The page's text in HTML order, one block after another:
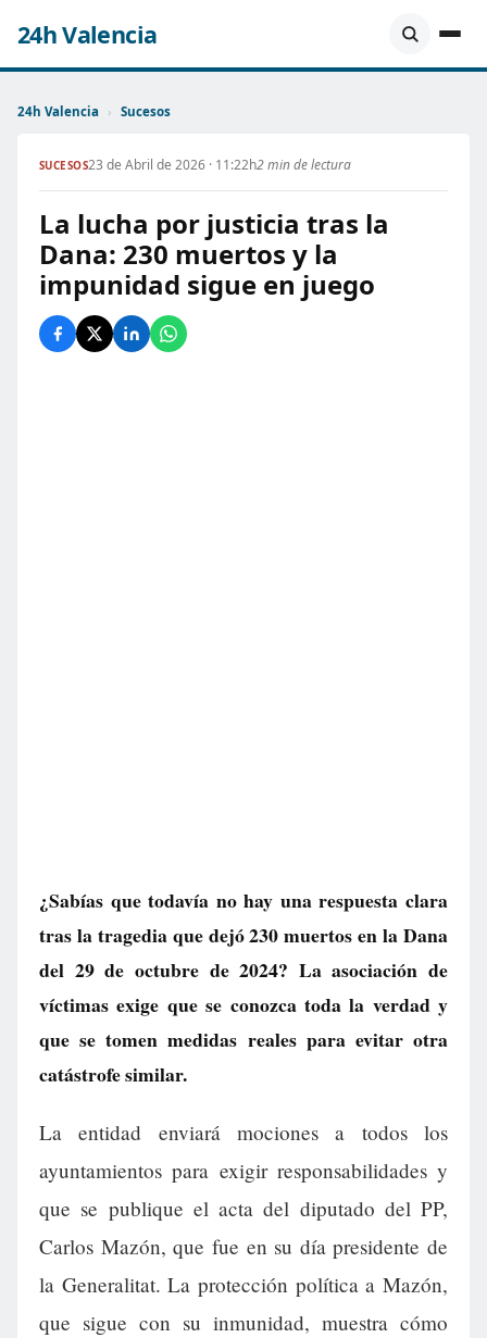
24h Valencia
24h Valencia › Sucesos
SUCESOS23 de Abril de 2026 · 11:22h2 min de lectura
La lucha por justicia tras la
Dana: 230 muertos y la
impunidad sigue en juego
¿Sabías que todavía no hay una respuesta clara
tras la tragedia que dejó 230 muertos en la Dana
del 29 de octubre de 2024? La asociación de
víctimas exige que se conozca toda la verdad y
que se tomen medidas reales para evitar otra
catástrofe similar.
La entidad enviará mociones a todos los
ayuntamientos para exigir responsabilidades y
que se publique el acta del diputado del PP,
Carlos Mazón, que fue en su día presidente de
la Generalitat. La protección política a Mazón,
que sigue con su inmunidad, muestra cómo